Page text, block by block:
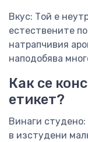
Вкус: Той е
естествените
натрапчивия
наподобява
Как се
етикет?
Винаги
в изстудени